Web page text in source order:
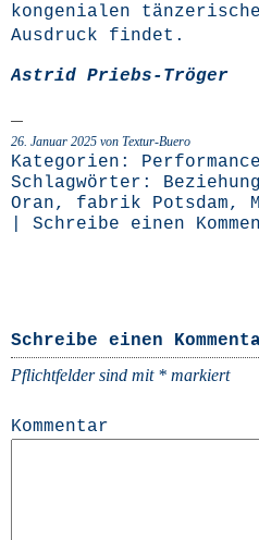
kon­ge­nia­len
Aus­druck findet.
Astrid Priebs-Trö­ger
26. Januar 2025 von Textur-Buero
Kategorien: Performance
Schlagwörter:
Oran, fabrik Potsdam,
Schreibe einen
Schreibe einen
Pflichtfelder sind mit * markiert
Kommentar